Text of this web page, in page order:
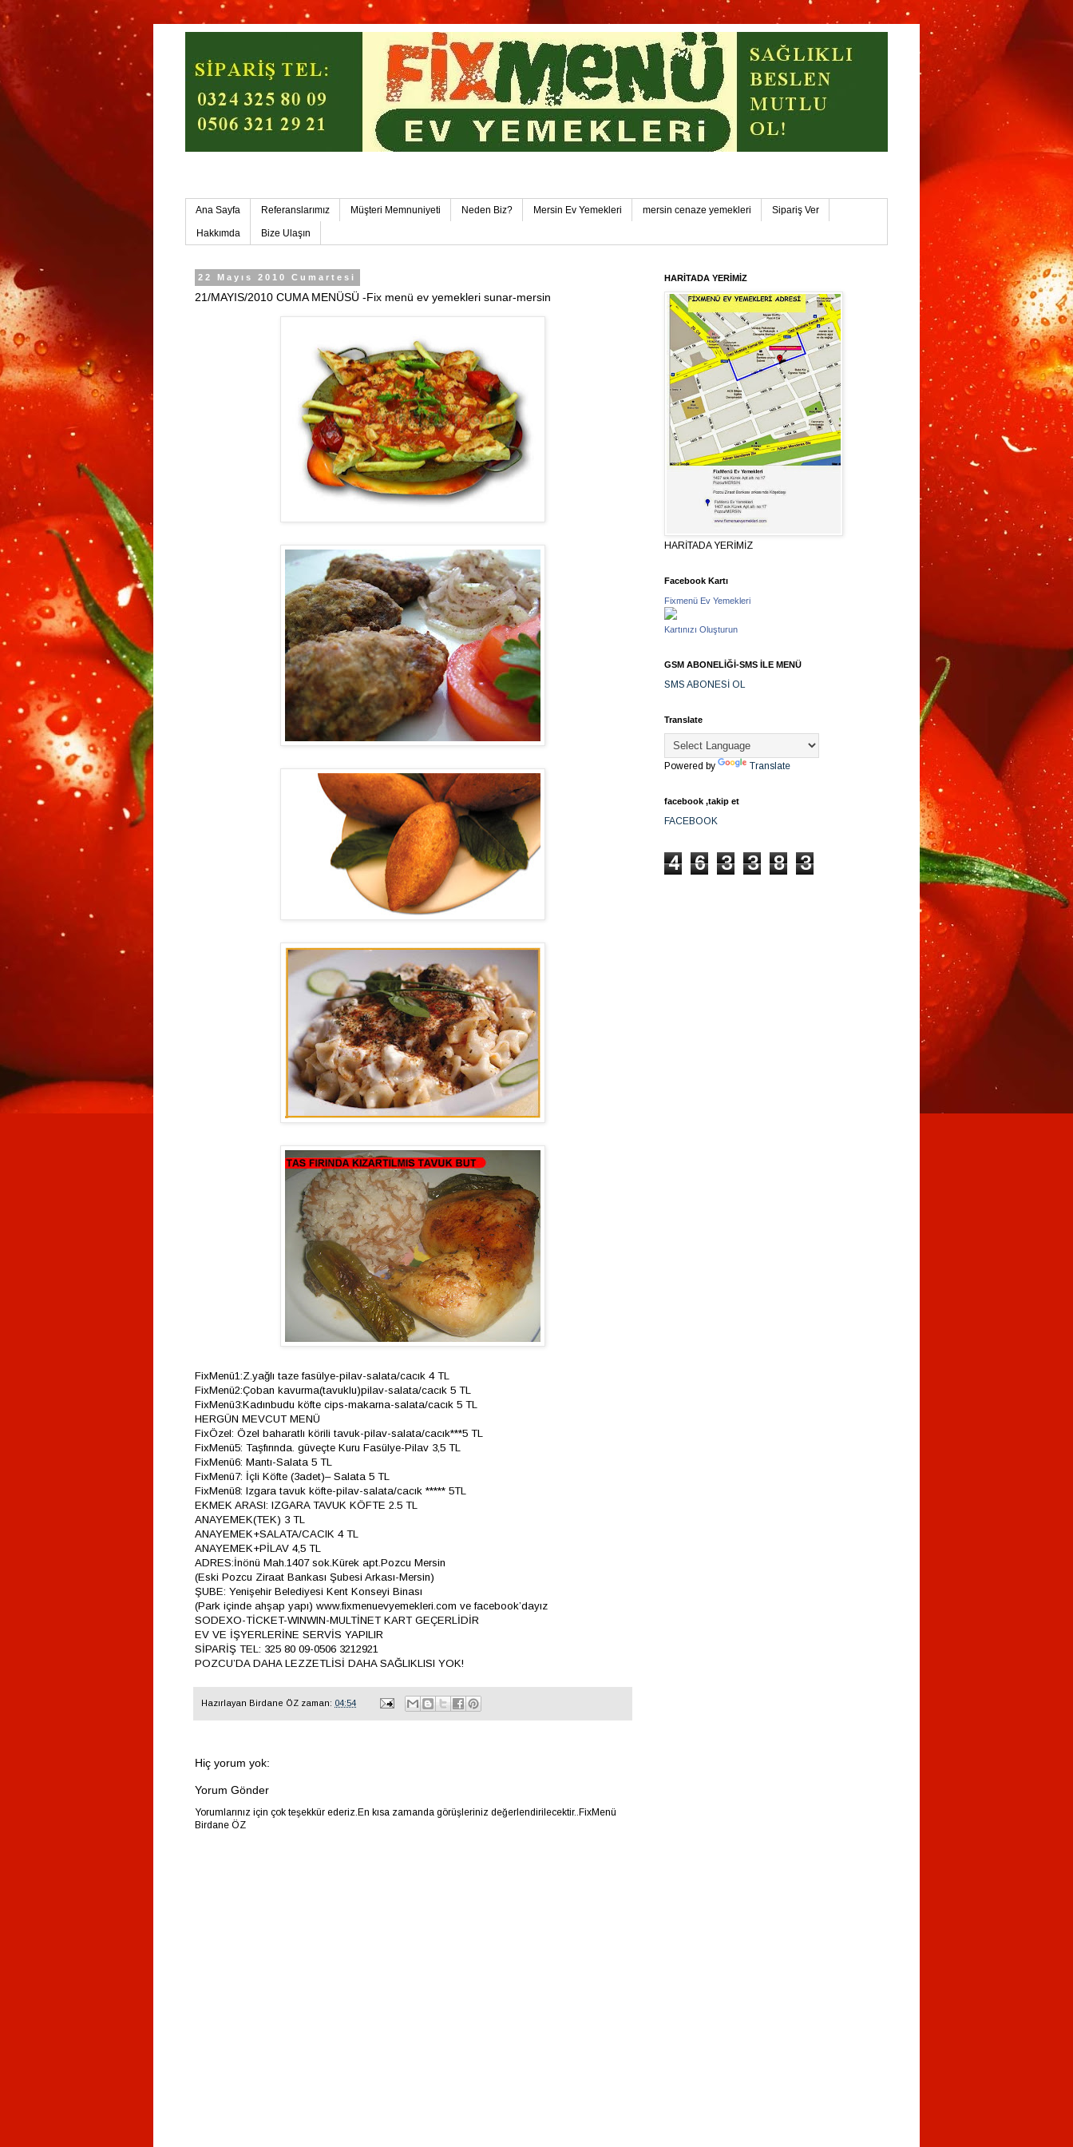
Ana Sayfa Referanslarımız Müşteri Memnuniyeti Neden Biz? Mersin Ev Yemekleri mersin cenaze yemekleri Sipariş Ver
Hakkımda Bize Ulaşın
22 Mayıs 2010 Cumartesi
21/MAYIS/2010 CUMA MENÜSÜ -Fix menü ev yemekleri sunar-mersin
FixMenü1:Z.yağlı taze fasülye-pilav-salata/cacık 4 TL
FixMenü2:Çoban kavurma(tavuklu)pilav-salata/cacık 5 TL
FixMenü3:Kadınbudu köfte cips-makarna-salata/cacık 5 TL
HERGÜN MEVCUT MENÜ
FixÖzel: Özel baharatlı körili tavuk-pilav-salata/cacık***5 TL
FixMenü5: Taşfırında. güveçte Kuru Fasülye-Pilav 3,5 TL
FixMenü6: Mantı-Salata 5 TL
FixMenü7: İçli Köfte (3adet)– Salata 5 TL
FixMenü8: Izgara tavuk köfte-pilav-salata/cacık ***** 5TL
EKMEK ARASI: IZGARA TAVUK KÖFTE 2.5 TL
ANAYEMEK(TEK) 3 TL
ANAYEMEK+SALATA/CACIK 4 TL
ANAYEMEK+PİLAV 4,5 TL
ADRES:İnönü Mah.1407 sok.Kürek apt.Pozcu Mersin
(Eski Pozcu Ziraat Bankası Şubesi Arkası-Mersin)
ŞUBE: Yenişehir Belediyesi Kent Konseyi Binası
(Park içinde ahşap yapı) www.fixmenuevyemekleri.com ve facebook’dayız
SODEXO-TİCKET-WINWIN-MULTİNET KART GEÇERLİDİR
EV VE İŞYERLERİNE SERVİS YAPILIR
SİPARİŞ TEL: 325 80 09-0506 3212921
POZCU’DA DAHA LEZZETLİSİ DAHA SAĞLIKLISI YOK!
Hazırlayan Birdane ÖZ zaman: 04:54
Hiç yorum yok:
Yorum Gönder
Yorumlarınız için çok teşekkür ederiz.En kısa zamanda görüşleriniz değerlendirilecektir..FixMenü
Birdane ÖZ
HARİTADA YERİMİZ
HARİTADA YERİMİZ
Facebook Kartı
Fixmenü Ev Yemekleri
Kartınızı Oluşturun
GSM ABONELİĞİ-SMS İLE MENÜ
SMS ABONESİ OL
Translate
Powered by Translate
facebook ,takip et
FACEBOOK
4 6 3 3 8 3